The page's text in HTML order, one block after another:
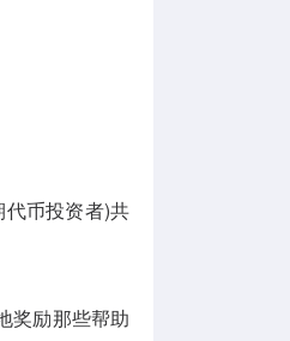
币投资者)共
奖励那些帮助